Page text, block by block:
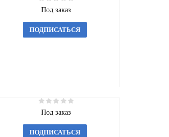
Под заказ
ПОДПИСАТЬСЯ
Под заказ
ПОДПИСАТЬСЯ